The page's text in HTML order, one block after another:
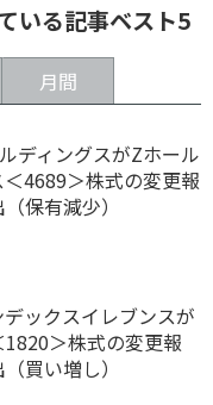
いる記事ベスト5
月間
ディングスがZホール
4689＞株式の変更報
保有減少）
ックスイレブンスが
＞株式の変更報
買い増し）